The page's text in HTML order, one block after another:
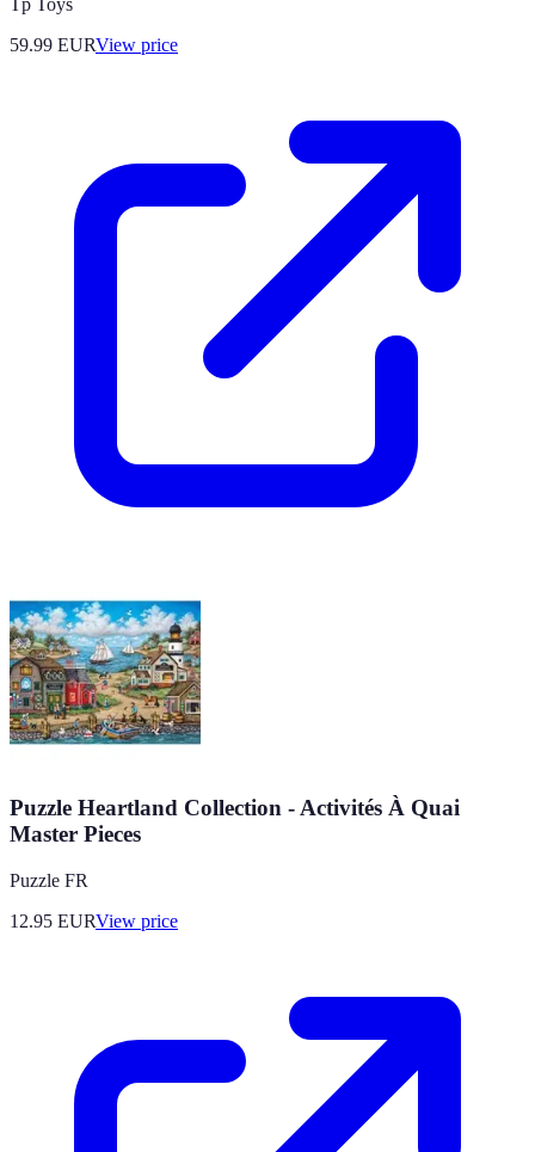
Tp Toys
59.99 EURView price
Puzzle Heartland Collection - Activités À Quai
Master Pieces
Puzzle FR
12.95 EURView price